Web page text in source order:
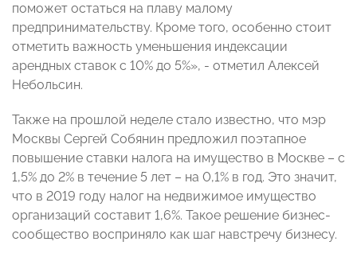
поможет остаться на плаву малому
предпринимательству. Кроме того, особенно стоит
отметить важность уменьшения индексации
арендных ставок с 10% до 5%», - отметил Алексей
Небольсин.
Также на прошлой неделе стало известно, что мэр
Москвы Сергей Собянин предложил поэтапное
повышение ставки налога на имущество в Москве – с
1,5% до 2% в течение 5 лет – на 0,1% в год. Это значит,
что в 2019 году налог на недвижимое имущество
организаций составит 1,6%. Такое решение бизнес-
сообщество восприняло как шаг навстречу бизнесу.